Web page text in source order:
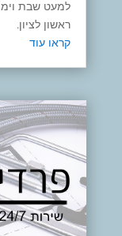
למעט שבת
ראשון לציון.
קראו עוד